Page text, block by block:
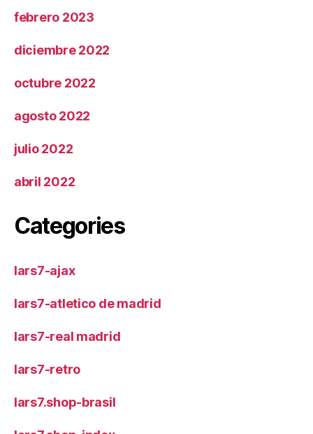
febrero 2023
diciembre 2022
octubre 2022
agosto 2022
julio 2022
abril 2022
Categories
lars7-ajax
lars7-atletico de madrid
lars7-real madrid
lars7-retro
lars7.shop-brasil